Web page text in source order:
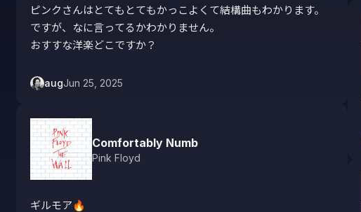
ピンクさんはとてもとてもかっこよくて結構曲もわかります。
ですが、なに言ってるかわかりません。
おすすな洋楽どこですか？
augJun 25, 2025
Comfortably Numb
Pink Floyd
ギルモア🔥